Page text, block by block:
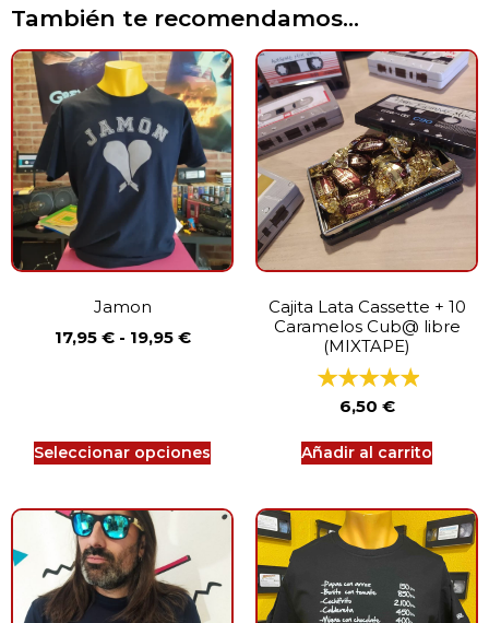
También te recomendamos…
Jamon
17,95 € - 19,95 €
Seleccionar opciones
Cajita Lata Cassette + 10
Caramelos Cub@ libre
(MIXTAPE)
6,50 €
Añadir al carrito